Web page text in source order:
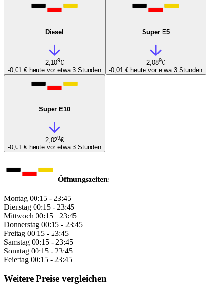
Diesel
2,109€
-0,01 € heute vor etwa 3 Stunden
Super E5
2,089€
-0,01 € heute vor etwa 3 Stunden
Super E10
2,029€
-0,01 € heute vor etwa 3 Stunden
Öffnungszeiten:
Montag 00:15 - 23:45
Dienstag 00:15 - 23:45
Mittwoch 00:15 - 23:45
Donnerstag 00:15 - 23:45
Freitag 00:15 - 23:45
Samstag 00:15 - 23:45
Sonntag 00:15 - 23:45
Feiertag 00:15 - 23:45
Weitere Preise vergleichen